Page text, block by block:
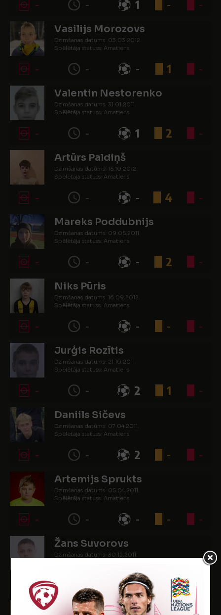
- - 1 - -
Vasilijs Morozovs
Dzimšanas datums: 03.03.2012.
Spēlētāja statuss: Amatieris
- - - 1 -
Valentin Nestorenko
Dzimšanas datums: 31.01.2011.
Spēlētāja statuss: Amatieris
- - 1 2 -
Artūrs Paldiņš
Dzimšanas datums: 15.10.2012.
Spēlētāja statuss: Amatieris
- - - 4 -
Mareks Poddubnijs
Dzimšanas datums: 09.05.2011.
Spēlētāja statuss: Amatieris
- - - 2 -
Niks Pūris
Dzimšanas datums: 16.09.2012.
Spēlētāja statuss: Amatieris
- - - - -
Jurģis Rozītis
Dzimšanas datums: 21.10.2011.
Spēlētāja statuss: Amatieris
- - 2 1 -
Daniils Sičevs
Dzimšanas datums: 07.04.2011.
Spēlētāja statuss: Amatieris
- - 2 - -
Artemijs Sprukts
Dzimšanas datums: 05.04.2011.
Spēlētāja statuss: Amatieris
- - - - -
Žans Suvorovs
Dzimšanas datums: 30.12.2011.
- 1 -
Hugo Tauriņš